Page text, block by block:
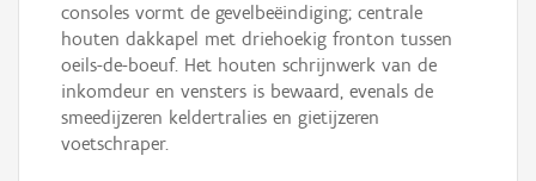
consoles vormt de gevelbeëindiging; centrale
houten dakkapel met driehoekig fronton tussen
oeils-de-boeuf. Het houten schrijnwerk van de
inkomdeur en vensters is bewaard, evenals de
smeedijzeren keldertralies en gietijzeren
voetschraper.